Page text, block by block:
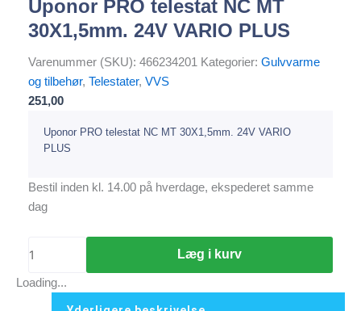
Uponor PRO telestat NC MT
30X1,5mm. 24V VARIO PLUS
Varenummer (SKU): 466234201 Kategorier: Gulvvarme
og tilbehør, Telestater, VVS
251,00
Uponor PRO telestat NC MT 30X1,5mm. 24V VARIO
PLUS
Bestil inden kl. 14.00 på hverdage, ekspederet samme
dag
Læg i kurv
Loading...